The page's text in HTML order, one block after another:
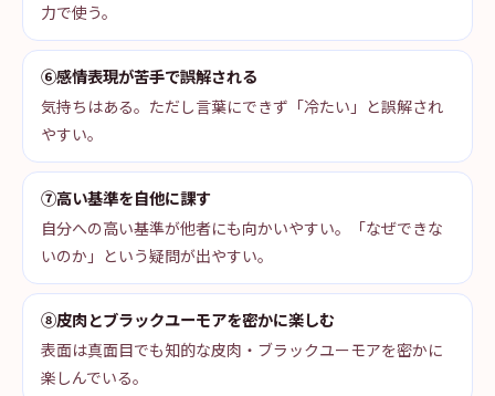
力で使う。
⑥感情表現が苦手で誤解される
気持ちはある。ただし言葉にできず「冷たい」と誤解され
やすい。
⑦高い基準を自他に課す
自分への高い基準が他者にも向かいやすい。「なぜできな
いのか」という疑問が出やすい。
⑧皮肉とブラックユーモアを密かに楽しむ
表面は真面目でも知的な皮肉・ブラックユーモアを密かに
楽しんでいる。